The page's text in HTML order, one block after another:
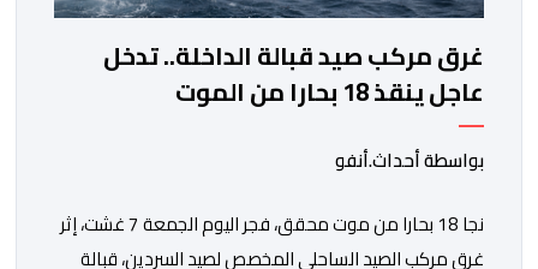
غرق مركب صيد قبالة الداخلة.. تدخل
عاجل ينقذ 18 بحارا من الموت
بواسطة أحداث.أنفو
نجا 18 بحارا من موت محقق، فجر اليوم الجمعة 7 غشت، إثر
غرق مركب الصيد الساحلي المخصص لصيد السردين، قبالة